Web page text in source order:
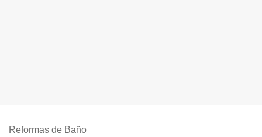
Reformas de Baño